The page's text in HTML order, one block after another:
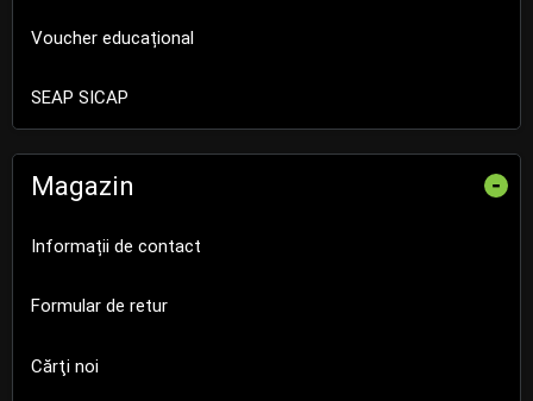
Voucher educațional
SEAP SICAP
Magazin -
Informații de contact
Formular de retur
Cărţi noi